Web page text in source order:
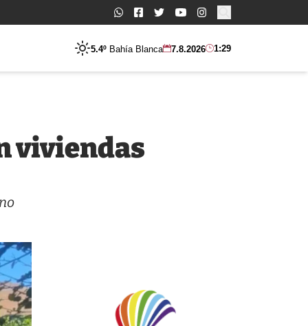
Buscar:
5.4º Bahía Blanca 7.8.2026 1:29
viviendas